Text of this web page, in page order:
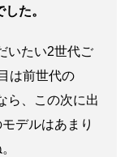
た。
いたい2世代ご
は前世代の
ら、この次に出
デルはあまり